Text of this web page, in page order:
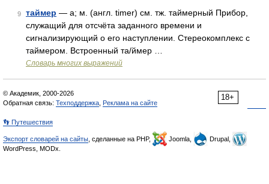
9 таймер — а; м. (англ. timer) см. тж. таймерный Прибор,
служащий для отсчёта заданного времени и
сигнализирующий о его наступлении. Стереокомплекс с
таймером. Встроенный та/ймер …
Словарь многих выражений
18+
© Академик, 2000-2026
Обратная связь: Техподдержка Реклама на сайте
👣 Путешествия
Экспорт словарей на сайты , сделанные на PHP, Joomla,
Drupal,
WordPress, MODx.